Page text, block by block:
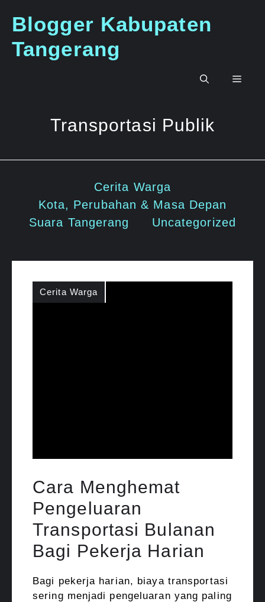
Blogger Kabupaten
Tangerang
Menu
Transportasi Publik
Cerita Warga
Kota, Perubahan & Masa Depan
Suara Tangerang
Uncategorized
Cerita Warga
Cara Menghemat
Pengeluaran
Transportasi Bulanan
Bagi Pekerja Harian
Bagi pekerja harian, biaya transportasi
sering menjadi pengeluaran yang paling